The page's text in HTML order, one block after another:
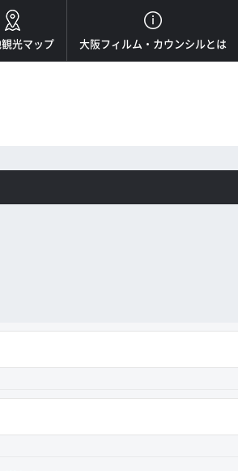
観光マップ 大阪フィルム・カウンシルとは